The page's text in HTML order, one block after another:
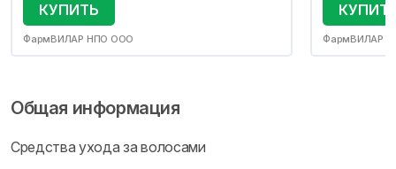
КУПИТЬ
ФармВИЛАР НПО ООО ФармВИЛАР
Общая информация
Средства ухода за волосами